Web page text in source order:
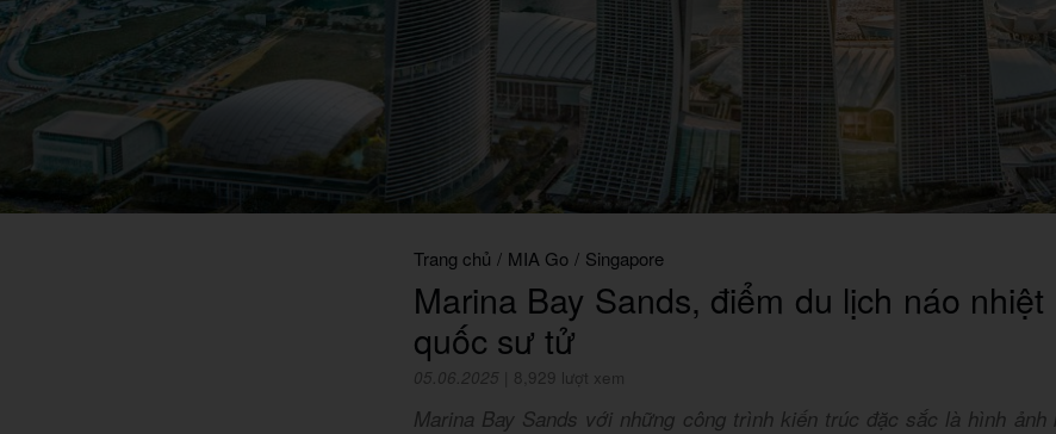
Trang chủ / MIA Go / Singapore
Marina Bay Sands, điểm du lịch náo
quốc sư tử
05.06.2025 8,929 lượt xem
Marina Bay Sands với những công trình kiến trúc đặc sắc là hình ảnh